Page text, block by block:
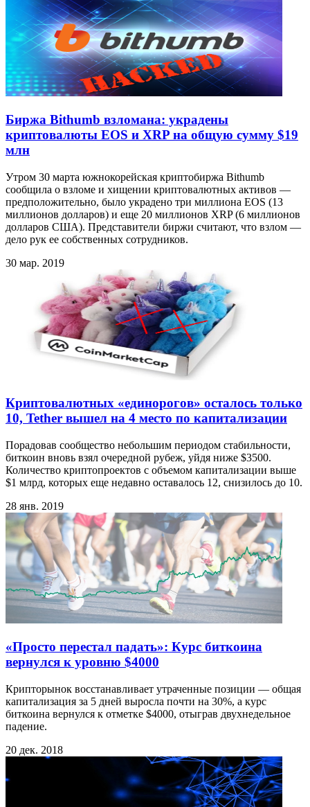
Биржа Bithumb взломана: украдены
криптовалюты EOS и XRP на общую сумму $19
млн
Утром 30 марта южнокорейская криптобиржа Bithumb
сообщила о взломе и хищении криптовалютных активов —
предположительно, было украдено три миллиона EOS (13
миллионов долларов) и еще 20 миллионов XRP (6 миллионов
долларов США). Представители биржи считают, что взлом —
дело рук ее собственных сотрудников.
30 мар. 2019
Криптовалютных «единорогов» осталось только
10, Tether вышел на 4 место по капитализации
Порадовав сообщество небольшим периодом стабильности,
биткоин вновь взял очередной рубеж, уйдя ниже $3500.
Количество криптопроектов с объемом капитализации выше
$1 млрд, которых еще недавно оставалось 12, снизилось до 10.
28 янв. 2019
«Просто перестал падать»: Курс биткоина
вернулся к уровню $4000
Крипторынок восстанавливает утраченные позиции — общая
капитализация за 5 дней выросла почти на 30%, а курс
биткоина вернулся к отметке $4000, отыграв двухнедельное
падение.
20 дек. 2018